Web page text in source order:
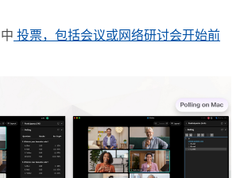
投票，包括会议或网络研讨会开始前